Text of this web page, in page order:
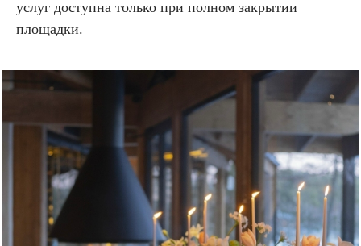
услуг доступна только при полном закрытии
площадки.